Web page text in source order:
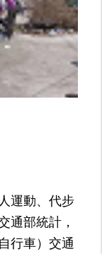
運動、代步
通部統計，
行車）交通